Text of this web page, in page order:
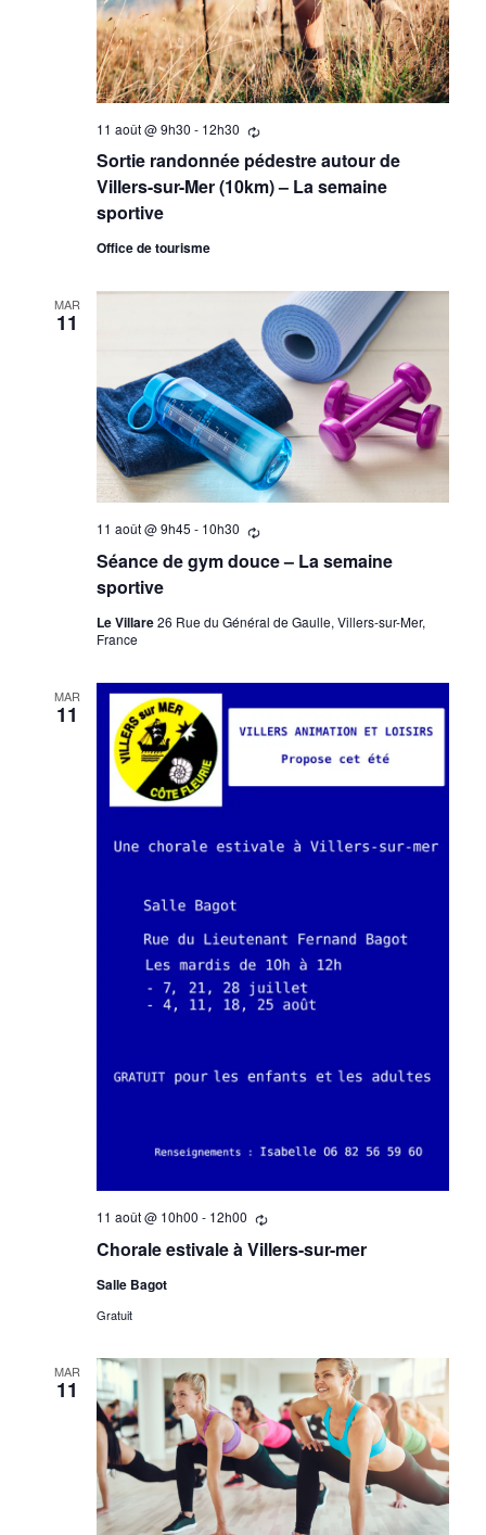
Sortie randonnée pédestre autour de
Villers-sur-Mer (10km) – La semaine
sportive
11 août @ 9h30 - 12h30
Se
Office de tourisme
MAR
11
Séance de gym douce – La semaine
sportive
11 août @ 9h45 - 10h30
Se
Le Villare26 Rue du Général de Gaulle, Villers-sur-Mer,
France
MAR
11
Chorale estivale à Villers-sur-mer
11 août @ 10h00 - 12h00
Se
Salle Bagot
Gratuit
MAR
11